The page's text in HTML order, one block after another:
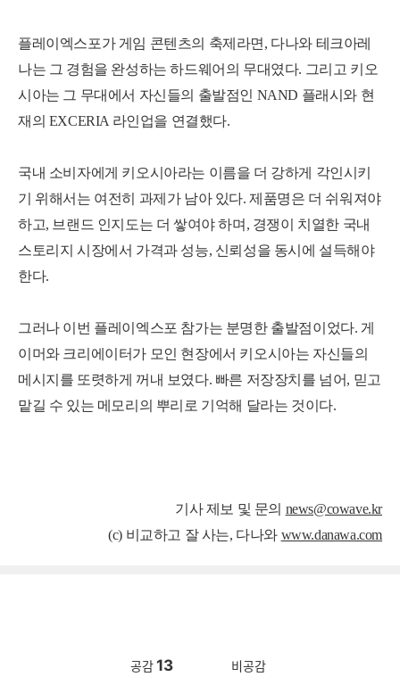
플레이엑스포가 게임 콘텐츠의 축제라면, 다나와 테크아레
나는 그 경험을 완성하는 하드웨어의 무대였다. 그리고 키오
시아는 그 무대에서 자신들의 출발점인 NAND 플래시와 현
재의 EXCERIA 라인업을 연결했다.
국내 소비자에게 키오시아라는 이름을 더 강하게 각인시키
기 위해서는 여전히 과제가 남아 있다. 제품명은 더 쉬워져야
하고, 브랜드 인지도는 더 쌓여야 하며, 경쟁이 치열한 국내
스토리지 시장에서 가격과 성능, 신뢰성을 동시에 설득해야
한다.
그러나 이번 플레이엑스포 참가는 분명한 출발점이었다. 게
이머와 크리에이터가 모인 현장에서 키오시아는 자신들의
메시지를 또렷하게 꺼내 보였다. 빠른 저장장치를 넘어, 믿고
맡길 수 있는 메모리의 뿌리로 기억해 달라는 것이다.
기 사 제보 및 문의 news@cowave.kr
(c) 비교하고 잘 사는, 다나와 www.danawa.com
공감13 비공감